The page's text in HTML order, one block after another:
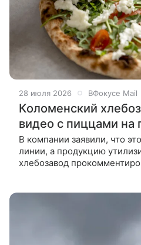
28 июля 2026 ВФокусе Mail
Коломенский
видео с пиццами на
В компании заявили, что
линии, а продукцию
хлебозавод